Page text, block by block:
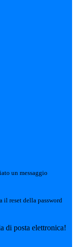
un messaggio
il reset della password
di posta elettronica!